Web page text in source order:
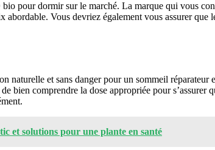
pour dormir sur le marché. La marque qui vous
Vous devriez également vous assurer
naturelle et sans danger pour un sommeil
bien comprendre la dose appropriée pour
et solutions pour une plante en santé